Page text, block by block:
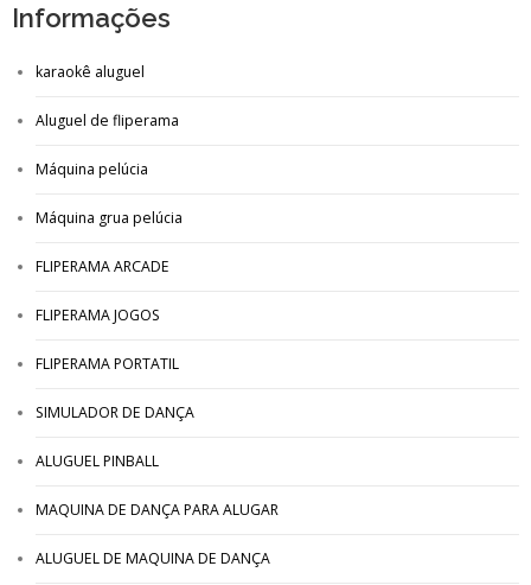
Informações
karaokê aluguel
Aluguel de fliperama
Máquina pelúcia
Máquina grua pelúcia
FLIPERAMA ARCADE
FLIPERAMA JOGOS
FLIPERAMA PORTATIL
SIMULADOR DE DANÇA
ALUGUEL PINBALL
MAQUINA DE DANÇA PARA ALUGAR
ALUGUEL DE MAQUINA DE DANÇA